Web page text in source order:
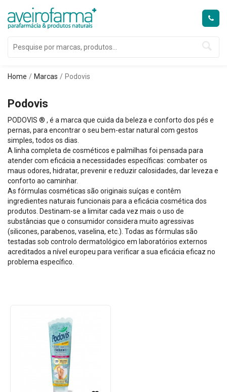
Home Marcas Podovis
Podovis
PODOVIS ® , é a marca que cuida da beleza e conforto dos pés e
pernas, para encontrar o seu bem-estar natural com gestos
simples, todos os dias.
A linha completa de cosméticos e palmilhas foi pensada para
atender com eficácia a necessidades específicas: combater os
maus odores, hidratar, prevenir e reduzir calosidades, dar leveza e
conforto ao caminhar.
As fórmulas cosméticas são originais suíças e contêm
ingredientes naturais funcionais para a eficácia cosmética dos
produtos. Destinam-se a limitar cada vez mais o uso de
substâncias que o consumidor considera muito agressivas
(silicones, parabenos, vaselina, etc.). Todas as fórmulas são
testadas sob controlo dermatológico em laboratórios externos
acreditados a nível europeu para verificar a sua eficácia eficaz no
problema específico.